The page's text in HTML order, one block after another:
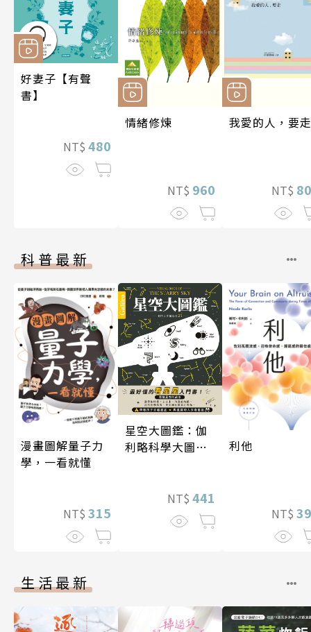
好妻子【有聲
書】
NT$ 480
情緒修煉
NT$ 960
我愛的人，要走
NT$
科普最新
漫畫圖解量子力
學，一看就懂
NT$ 315
星空大圖鑑：伽
利略科學大圖鑑
NT$ 441
利他
NT$
生活最新